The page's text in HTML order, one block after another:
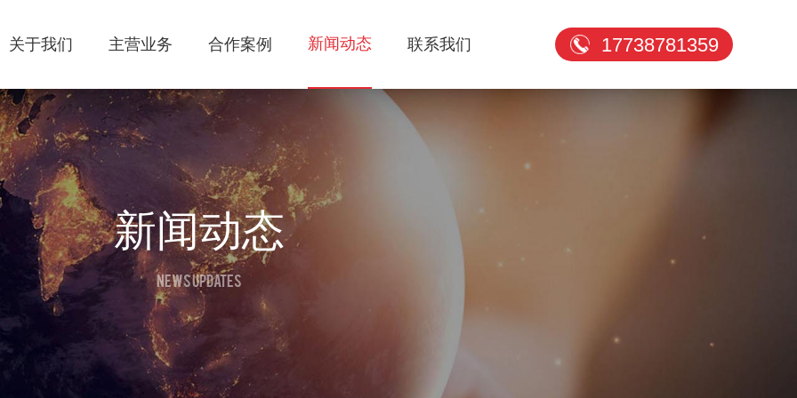
关于我们 主营业务 合作案例 新闻动态 联系我们 17738781359
新闻动态
NEWS UPDATES